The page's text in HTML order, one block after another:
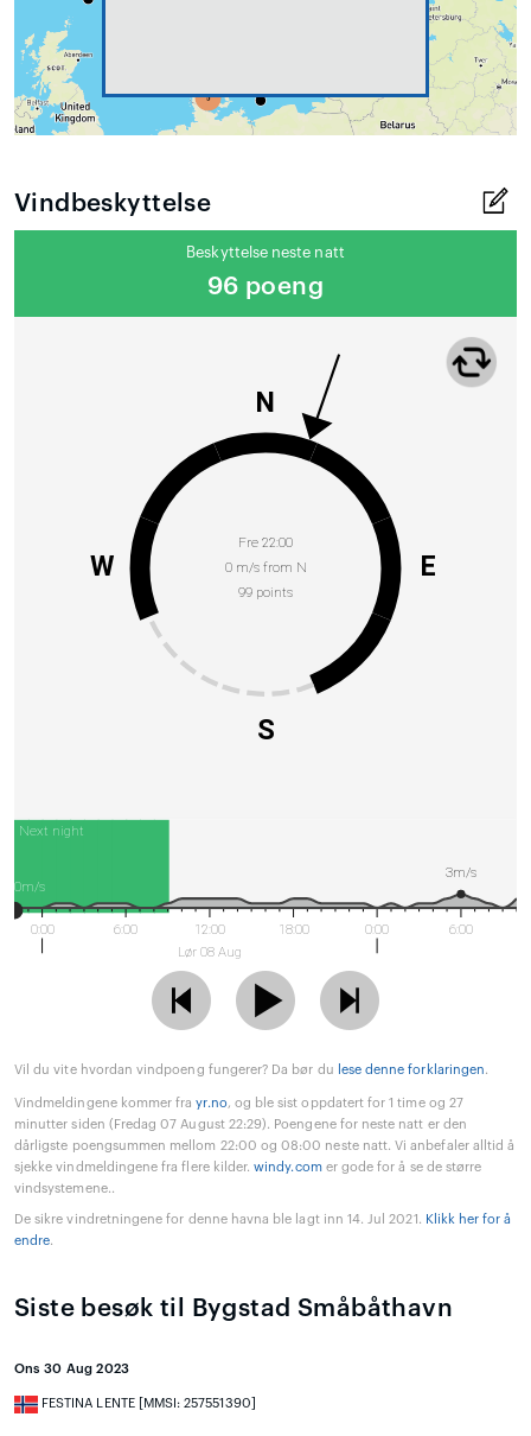
Vindbeskyttelse
Beskyttelse neste natt
96 poeng
Fre 22:00
0 m/s from N
99 points
N
E
S
W
Next night
0:00 6:00
12:00
Lør 08 Aug
18:00 0:00 6:00
3m/s
0m/s
Vil du vite hvordan vindpoeng fungerer? Da bør du lese denne forklaringen.
Vindmeldingene kommer frayr.no, og ble sist oppdatert for 1 time og 27
minutter siden (Fredag 07 August 22:29). Poengene for neste natt er den
dårligste poengsummen mellom 22:00 og 08:00 neste natt. Vi anbefaler alltid å
sjekke vindmeldingene fra flere kilder.windy.comer gode for å se de større
vindsystemene..
De sikre vindretningene for denne havna ble lagt inn 14. Jul 2021. Klikk her for å
endre.
Siste besøk til Bygstad Småbåthavn
Ons 30 Aug 2023
FESTINA LENTE [MMSI: 257551390]